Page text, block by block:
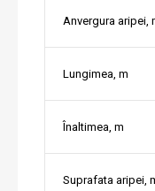
Anvergura aripei,
Lungimea, m
Înaltimea, m
Suprafata aripei,